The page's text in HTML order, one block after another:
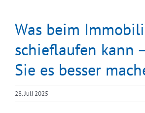
Was beim
schieflaufen kann
Sie es besser
28. Juli 2025